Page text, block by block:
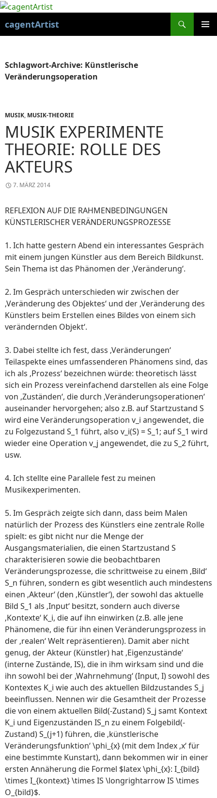
cagentArtist
ZUM
Schlagwort-Archive: Künstlerische
Veränderungsoperation
MUSIK, MUSIK-THEORIE
MUSIK EXPERIMENTE
THEORIE: ROLLE DES
AKTEURS
7. MÄRZ 2014
REFLEXION AUF DIE RAHMENBEDINGUNGEN
KÜNSTLERISCHER VERÄNDERUNGSPROZESSE
1. Ich hatte gestern Abend ein interessantes Gespräch
mit einem jungen Künstler aus dem Bereich Bildkunst.
Sein Thema ist das Phänomen der ‚Veränderung‘.
2. Im Gespräch unterschieden wir zwischen der
‚Veränderung des Objektes‘ und der ‚Veränderung des
Künstlers beim Erstellen eines Bildes von einem sich
verändernden Objekt‘.
3. Dabei stellte ich fest, dass ‚Veränderungen‘
Teilaspekte eines umfassenderen Phänomens sind, das
ich als ‚Prozess‘ bezeichnen würde: theoretisch lässt
sich ein Prozess vereinfachend darstellen als eine Folge
von ‚Zuständen‘, die durch ‚Veränderungsoperationen‘
auseinander hervorgehen; also z.B. auf Startzustand S
wird eine Veränderungsoperation v_i angewendet, die
zu Folgezustand S_1 führt, also v_i(S) = S_1; auf S_1 wird
wieder eine Operation v_j angewendet, die zu S_2 führt,
usw.
4. Ich stellte eine Parallele fest zu meinen
Musikexperimenten.
5. Im Gespräch zeigte sich dann, dass beim Malen
natürlich der Prozess des Künstlers eine zentrale Rolle
spielt: es gibt nicht nur die Menge der
Ausgangsmaterialien, die einen Startzustand S
charakterisieren sowie die beobachtbaren
Veränderungsprozesse, die schrittweise zu einem ‚Bild‘
S_n führen, sondern es gibt wesentlich auch mindestens
einen ‚Akteur‘ (den ‚Künstler‘), der sowohl das aktuelle
Bild S_1 als ‚Input‘ besitzt, sondern auch diverse
‚Kontexte‘ K_i, die auf ihn einwirken (z.B. alle jene
Phänomene, die für ihn einen Veränderungsprozess in
der ‚realen‘ Welt repräsentieren). Damit aber nicht
genug, der Akteur (Künstler) hat ‚Eigenzustände‘
(interne Zustände, IS), die in ihm wirksam sind und die
ihn sowohl bei der ‚Wahrnehmung‘ (Input, I) sowohl des
Kontextes K_i wie auch des aktuellen Bildzustandes S_j
beeinflussen. Nennen wir die Gesamtheit der Prozesse
die von einem aktuellen Bild(-Zustand) S_j samt Kontext
K_i und Eigenzuständen IS_n zu einem Folgebild(-
Zustand) S_(j+1) führen, die ‚künstlerische
Veränderungsfunktion‘ \phi_{x} (mit dem Index ‚x‘ für
eine bestimmte Kunstart), dann bekommen wir in einer
ersten Annäherung die Formel $latex \phi_{x}: I_{bild}
\times I_{kontext} \times IS \longrightarrow IS \times
O_{bild}$.